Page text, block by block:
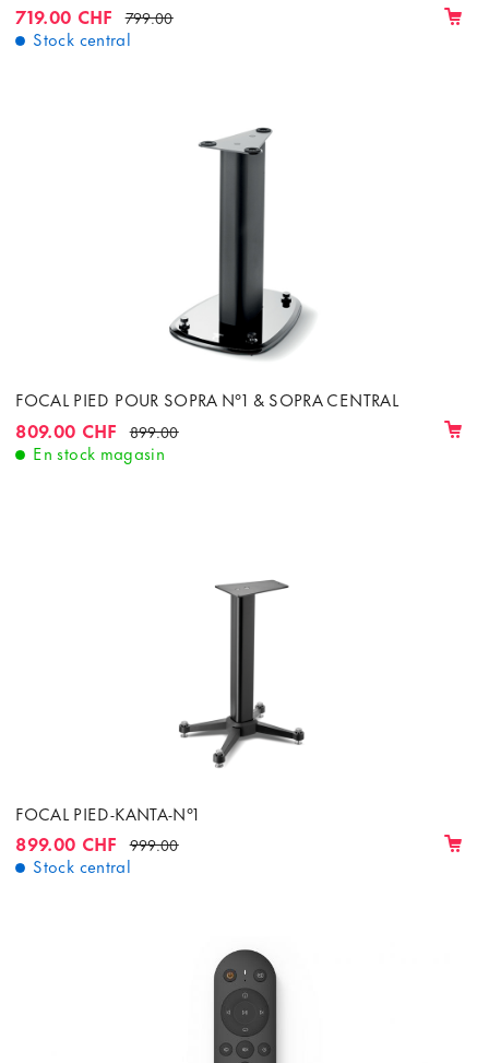
719.00 CHF 799.00
Stock central
FOCAL PIED POUR SOPRA N°1 & SOPRA CENTRAL
809.00 CHF 899.00
En stock magasin
FOCAL PIED-KANTA-N°1
899.00 CHF 999.00
Stock central